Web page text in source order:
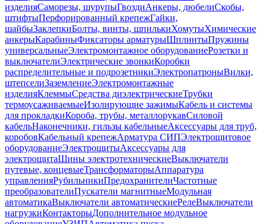
изделияСаморезы, шурупыГвоздиАнкеры, дюбелиСкобы,
штифтыПерфорированный крепежГайки,
шайбыЗаклепкиБолты, винты, шпилькиХомутыХимические
анкерыКарабиныФиксаторы арматурыШплинтыПружины
универсальныеЭлектромонтажное оборудованиеРозетки и
выключателиЭлектрические звонкиКоробки
распределительные и подрозетникиЭлектропатроныВилки,
штепселиЗаземлениеЭлектромонтажные
изделияКлеммыСредства диэлектрическиеТрубки
термоусаживаемыеИзолирующие зажимыКабель и системы
для прокладкиКороба, трубы, металлорукавСиловой
кабельНаконечники, гильзы кабельныеАксессуары для труб,
коробовКабельный крепежАрматура СИПЭлектрощитовое
оборудованиеЭлектрощитыАксессуары для
электрощитаШины электротехническиеВыключатели
путевые, концевыеТрансформаторыАппаратура
управленияРубильникиПредохранителиЧастотные
преобразователиПускатели магнитныеМодульная
автоматикаВыключатели автоматическиеРелеВыключатели
нагрузкиКонтакторыДополнительное модульное